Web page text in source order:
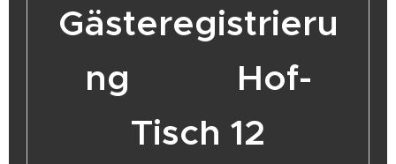
Gästeregistrieru
ng Hof-
Tisch 12